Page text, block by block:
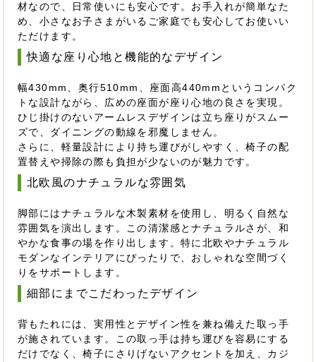
材なので、日常使いにも安心です。お手入れが簡単なた
め、小さなお子さまがいるご家庭でも安心してお使いい
ただけます。
快適な座り心地と機能的なデザイン
幅430mm、奥行510mm、座面高440mmというコンパク
トな設計ながら、広めの座面が座り心地の良さを実現。
ひじ掛けのないアームレスデザインは立ち座りがスムー
ズで、ダイニングの動線を邪魔しません。
さらに、軽量設計により持ち運びがしやすく、椅子の配
置替えや掃除の際も負担が少ないのが魅力です。
北欧風のナチュラルな雰囲気
脚部にはナチュラルな木製素材を使用し、明るく自然な
雰囲気を演出します。この清潔感とナチュラルさが、和
やかな食事の場を作り出します。特に北欧やナチュラル
モダンなインテリアにぴったりで、おしゃれな空間づく
りをサポートします。
細部にまでこだわったデザイン
背もたれには、実用性とデザイン性を兼ね備えた取っ手
が施されています。この取っ手は持ち運びを容易にする
だけでなく、椅子にさりげないアクセントを加え、カジ